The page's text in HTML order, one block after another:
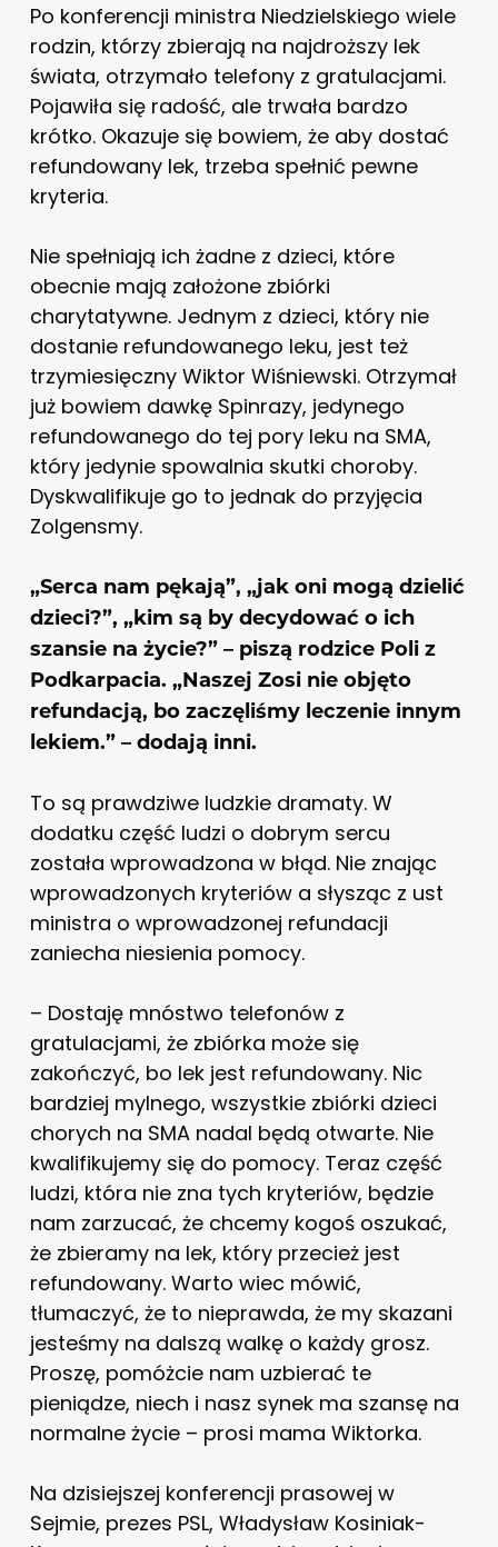
Po konferencji ministra Niedzielskiego wiele
rodzin, którzy zbierają na najdroższy lek
świata, otrzymało telefony z gratulacjami.
Pojawiła się radość, ale trwała bardzo
krótko. Okazuje się bowiem, że aby dostać
refundowany lek, trzeba spełnić pewne
kryteria.
Nie spełniają ich żadne z dzieci, które
obecnie mają założone zbiórki
charytatywne. Jednym z dzieci, który nie
dostanie refundowanego leku, jest też
trzymiesięczny Wiktor Wiśniewski. Otrzymał
już bowiem dawkę Spinrazy, jedynego
refundowanego do tej pory leku na SMA,
który jedynie spowalnia skutki choroby.
Dyskwalifikuje go to jednak do przyjęcia
Zolgensmy.
„Serca nam pękają”, „jak oni mogą dzielić
dzieci?”, „kim są by decydować o ich
szansie na życie?” – piszą rodzice Poli z
Podkarpacia. „Naszej Zosi nie objęto
refundacją, bo zaczęliśmy leczenie innym
lekiem.” – dodają inni.
To są prawdziwe ludzkie dramaty. W
dodatku część ludzi o dobrym sercu
została wprowadzona w błąd. Nie znając
wprowadzonych kryteriów a słysząc z ust
ministra o wprowadzonej refundacji
zaniecha niesienia pomocy.
– Dostaję mnóstwo telefonów z
gratulacjami, że zbiórka może się
zakończyć, bo lek jest refundowany. Nic
bardziej mylnego, wszystkie zbiórki dzieci
chorych na SMA nadal będą otwarte. Nie
kwalifikujemy się do pomocy. Teraz część
ludzi, która nie zna tych kryteriów, będzie
nam zarzucać, że chcemy kogoś oszukać,
że zbieramy na lek, który przecież jest
refundowany. Warto wiec mówić,
tłumaczyć, że to nieprawda, że my skazani
jesteśmy na dalszą walkę o każdy grosz.
Proszę, pomóżcie nam uzbierać te
pieniądze, niech i nasz synek ma szansę na
normalne życie – prosi mama Wiktorka.
Na dzisiejszej konferencji prasowej w
Sejmie, prezes PSL, Władysław Kosiniak-